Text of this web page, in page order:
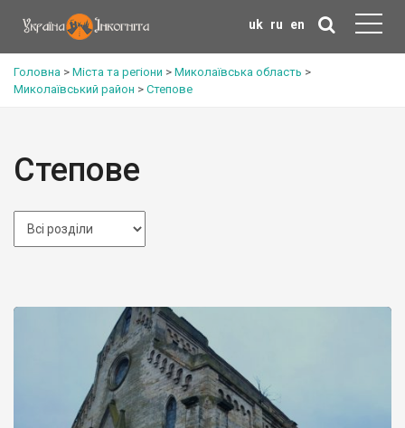
uk ru en
Головна > Міста та регіони > Миколаївська область >
Миколаївський район > Степове
Степове